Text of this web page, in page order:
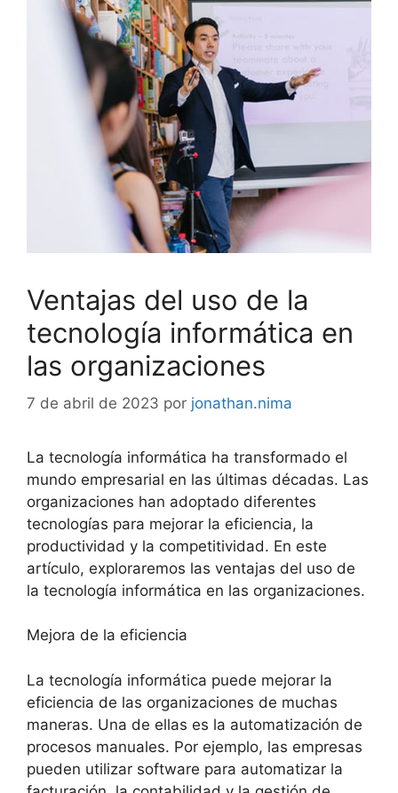
Ventajas del uso de la
tecnología informática en
las organizaciones
7 de abril de 2023 por jonathan.nima
La tecnología informática ha transformado el
mundo empresarial en las últimas décadas. Las
organizaciones han adoptado diferentes
tecnologías para mejorar la eficiencia, la
productividad y la competitividad. En este
artículo, exploraremos las ventajas del uso de
la tecnología informática en las organizaciones.
Mejora de la eficiencia
La tecnología informática puede mejorar la
eficiencia de las organizaciones de muchas
maneras. Una de ellas es la automatización de
procesos manuales. Por ejemplo, las empresas
pueden utilizar software para automatizar la